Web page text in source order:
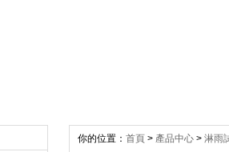
你的位置： 首頁 > 產品中心 > 淋雨